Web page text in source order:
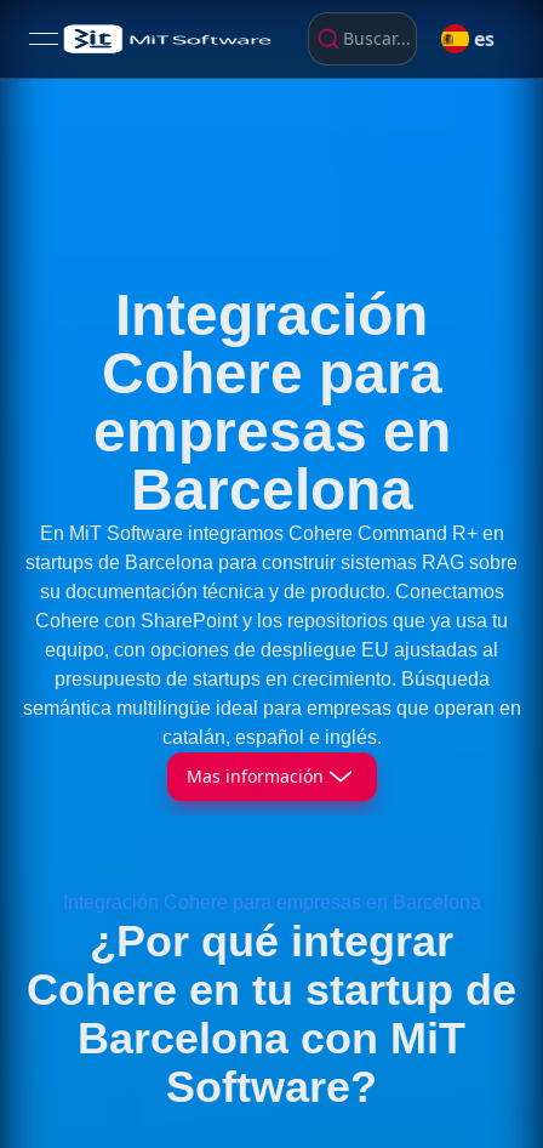
open navigation menu Buscar... es
Integración
Cohere para
empresas en
Barcelona
En MiT Software integramos Cohere Command R+ en
startups de Barcelona para construir sistemas RAG sobre
su documentación técnica y de producto. Conectamos
Cohere con SharePoint y los repositorios que ya usa tu
equipo, con opciones de despliegue EU ajustadas al
presupuesto de startups en crecimiento. Búsqueda
semántica multilingüe ideal para empresas que operan en
catalán, español e inglés.
Mas información
Integración Cohere para empresas en Barcelona
¿Por qué integrar
Cohere en tu startup de
Barcelona con MiT
Software?